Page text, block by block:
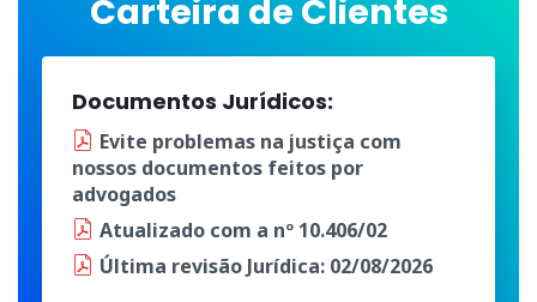
Carteira de Clientes
Documentos Jurídicos:
Evite problemas na justiça com
nossos documentos feitos por
advogados
Atualizado com a nº 10.406/02
Última revisão Jurídica: 02/08/2026